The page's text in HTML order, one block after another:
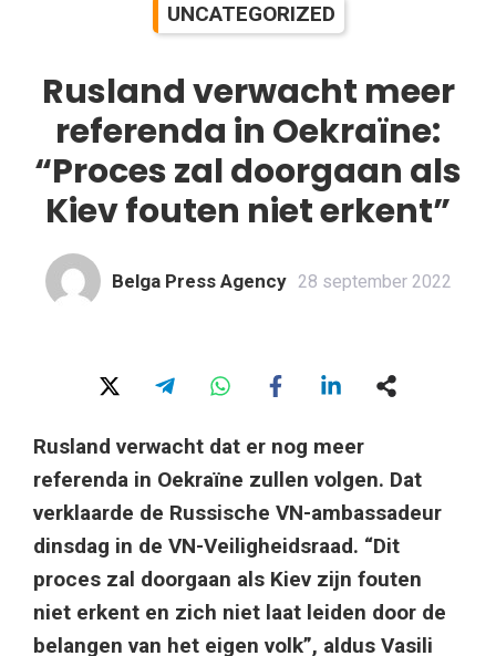
UNCATEGORIZED
Rusland verwacht meer
referenda in Oekraïne:
“Proces zal doorgaan als
Kiev fouten niet erkent”
Belga Press Agency 28 september 2022
Rusland verwacht dat er nog meer
referenda in Oekraïne zullen volgen. Dat
verklaarde de Russische VN-ambassadeur
dinsdag in de VN-Veiligheidsraad. “Dit
proces zal doorgaan als Kiev zijn fouten
niet erkent en zich niet laat leiden door de
belangen van het eigen volk”, aldus Vasili